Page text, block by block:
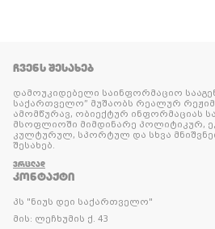
ᲩᲕᲔᲜᲡ ᲨᲔᲡᲐᲮᲔᲑ
დამოუკიდებელი საინფორმაციო
საქართველო” მუშაობს რეალურ
ამომწურავ, ობიექტურ ინფორმაციას
მსოფლიოში მიმდინარე პოლიტიკურ,
კულტურულ, სპორტულ და სხვა
შესახებ.
ᲕᲠᲪᲚᲐᲓ
ᲙᲝᲜᲢᲐᲥᲢᲘ
პს "ნიუს დეი საქართველო"
მის: ლეჩხუმის ქ. 43